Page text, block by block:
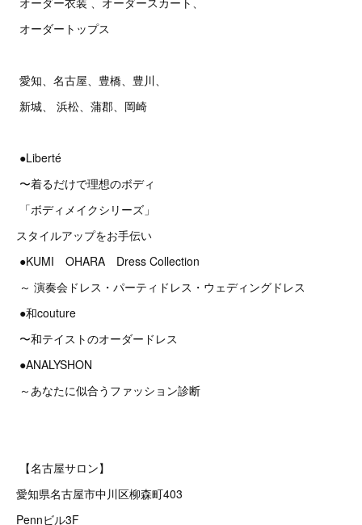
オーダートップス
愛知、名古屋、豊橋、豊川、
新城、 浜松、蒲郡、岡崎
●Liberté
〜着るだけで理想のボディ
「ボディメイクシリーズ」
スタイルアップをお手伝い
●KUMI OHARA Dress Collection
～ 演奏会ドレス・パーティドレス・ウェディングドレス
●和couture
〜和テイストのオーダードレス
●ANALYSHON
～あなたに似合うファッション診断
【名古屋サロン】
愛知県名古屋市中川区柳森町403
Pennビル3F